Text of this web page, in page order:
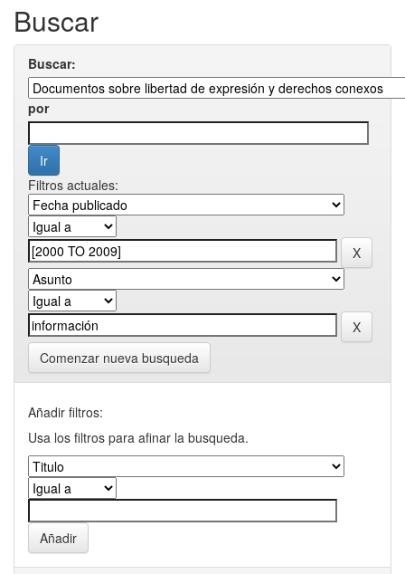
Buscar
Buscar:
por
Filtros actuales:
Comenzar nueva busqueda
Añadir filtros:
Usa los filtros para afinar la busqueda.